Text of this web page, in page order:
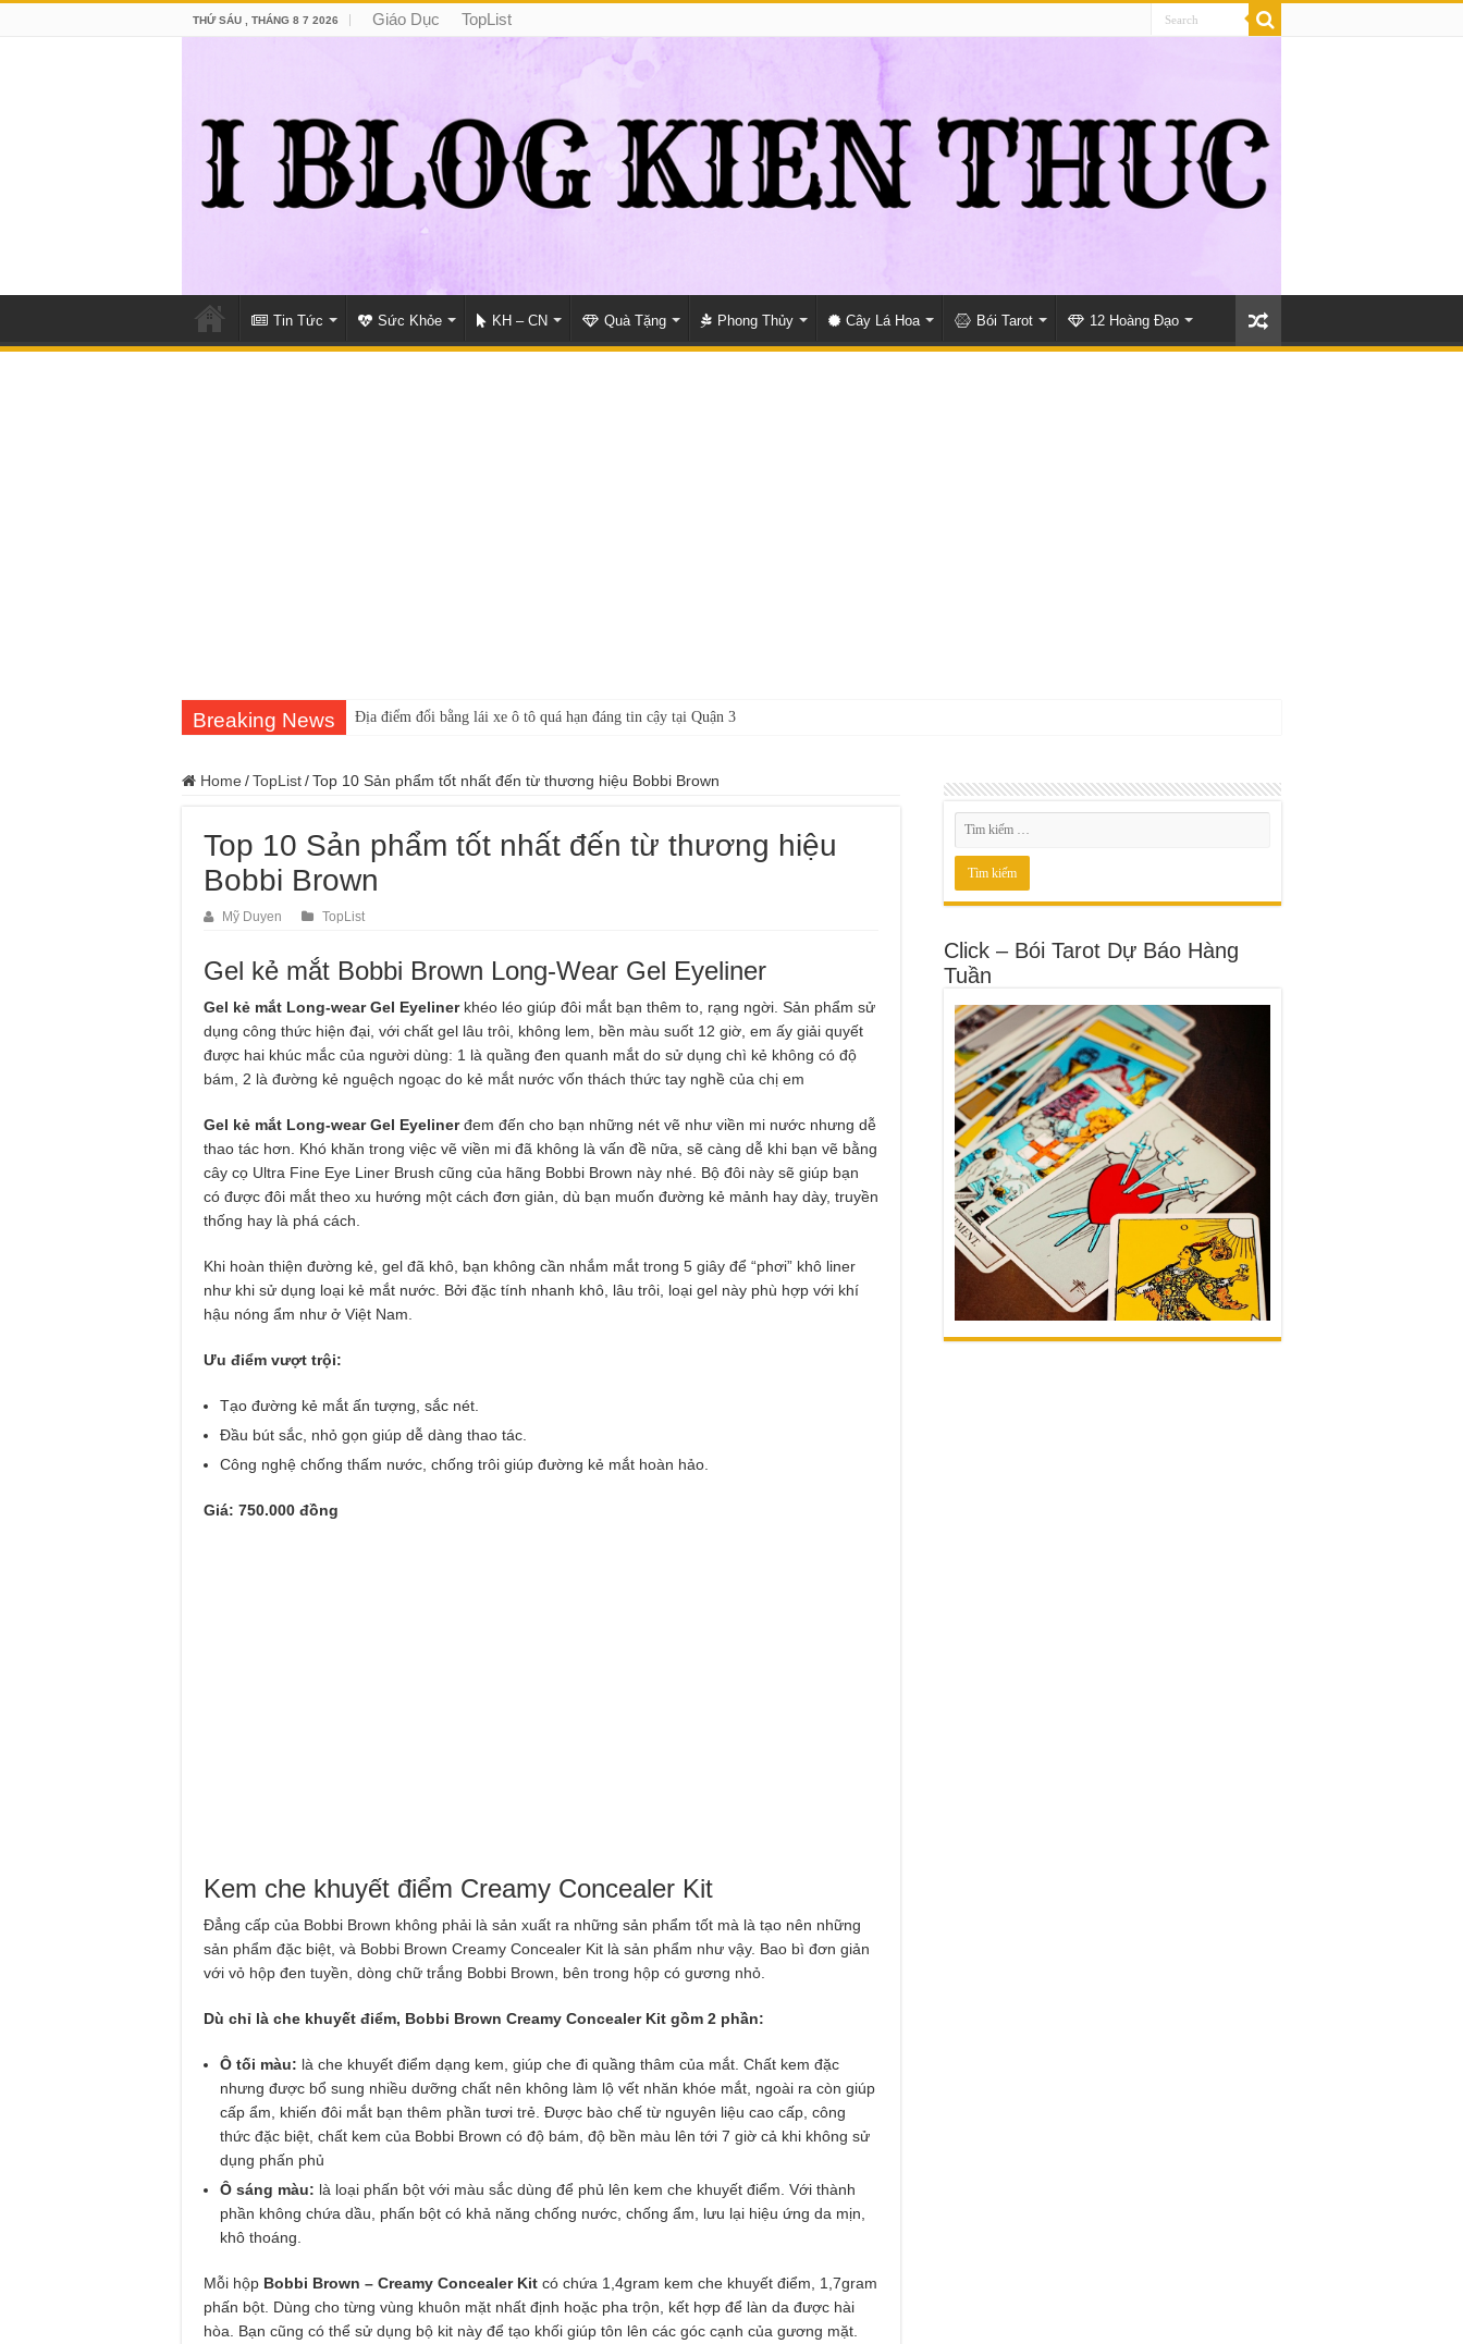
THỨ SÁU , THÁNG 8 7 2026 Giáo Dục TopList
Tin Tức Sức Khỏe KH – CN Quà Tặng Phong Thủy Cây Lá Hoa Bói Tarot 12 Hoàng Đạo
Breaking News Địa điểm đổi bằng lái xe ô tô quá hạn đáng tin cậy tại Quận 3
Home /TopList/Top 10 Sản phẩm tốt nhất đến từ thương hiệu Bobbi Brown
Top 10 Sản phẩm tốt nhất đến từ thương hiệu
Bobbi Brown
Mỹ Duyen TopList
Gel kẻ mắt Bobbi Brown Long-Wear Gel Eyeliner
Gel kẻ mắt Long-wear Gel Eyeliner khéo léo giúp đôi mắt bạn thêm to, rạng ngời. Sản phẩm sử
dụng công thức hiện đại, với chất gel lâu trôi, không lem, bền màu suốt 12 giờ, em ấy giải quyết
được hai khúc mắc của người dùng: 1 là quầng đen quanh mắt do sử dụng chì kẻ không có độ
bám, 2 là đường kẻ nguệch ngoạc do kẻ mắt nước vốn thách thức tay nghề của chị em
Gel kẻ mắt Long-wear Gel Eyelinerđem đến cho bạn những nét vẽ như viền mi nước nhưng dễ
thao tác hơn. Khó khăn trong việc vẽ viền mi đã không là vấn đề nữa, sẽ càng dễ khi bạn vẽ bằng
cây cọ Ultra Fine Eye Liner Brush cũng của hãng Bobbi Brown này nhé. Bộ đôi này sẽ giúp bạn
có được đôi mắt theo xu hướng một cách đơn giản, dù bạn muốn đường kẻ mảnh hay dày, truyền
thống hay là phá cách.
Khi hoàn thiện đường kẻ, gel đã khô, bạn không cần nhắm mắt trong 5 giây để “phơi” khô liner
như khi sử dụng loại kẻ mắt nước. Bởi đặc tính nhanh khô, lâu trôi, loại gel này phù hợp với khí
hậu nóng ẩm như ở Việt Nam.
Ưu điểm vượt trội:
Tạo đường kẻ mắt ấn tượng, sắc nét.
Đầu bút sắc, nhỏ gọn giúp dễ dàng thao tác.
Công nghệ chống thấm nước, chống trôi giúp đường kẻ mắt hoàn hảo.
Giá: 750.000 đồng
Kem che khuyết điểm Creamy Concealer Kit
Đẳng cấp của Bobbi Brown không phải là sản xuất ra những sản phẩm tốt mà là tạo nên những
sản phẩm đặc biệt, và Bobbi Brown Creamy Concealer Kit là sản phẩm như vậy. Bao bì đơn giản
với vỏ hộp đen tuyền, dòng chữ trắng Bobbi Brown, bên trong hộp có gương nhỏ.
Dù chỉ là che khuyết điểm, Bobbi Brown Creamy Concealer Kit gồm 2 phần:
Ô tối màu: là che khuyết điểm dạng kem, giúp che đi quầng thâm của mắt. Chất kem đặc
nhưng được bổ sung nhiều dưỡng chất nên không làm lộ vết nhăn khóe mắt, ngoài ra còn giúp
cấp ẩm, khiến đôi mắt bạn thêm phần tươi trẻ. Được bào chế từ nguyên liệu cao cấp, công
thức đặc biệt, chất kem của Bobbi Brown có độ bám, độ bền màu lên tới 7 giờ cả khi không sử
dụng phấn phủ
Ô sáng màu: là loại phấn bột với màu sắc dùng để phủ lên kem che khuyết điểm. Với thành
phần không chứa dầu, phấn bột có khả năng chống nước, chống ẩm, lưu lại hiệu ứng da mịn,
khô thoáng.
Mỗi hộp Bobbi Brown – Creamy Concealer Kit có chứa 1,4gram kem che khuyết điểm, 1,7gram
phấn bột. Dùng cho từng vùng khuôn mặt nhất định hoặc pha trộn, kết hợp để làn da được hài
hòa. Bạn cũng có thể sử dụng bộ kit này để tạo khối giúp tôn lên các góc cạnh của gương mặt.
Click – Bói Tarot Dự Báo Hàng
Tuần